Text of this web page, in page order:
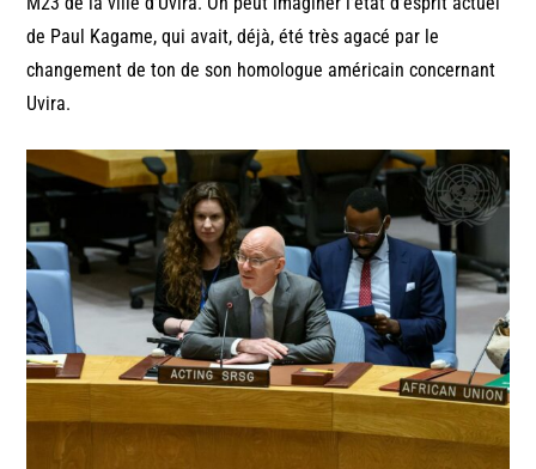
de Paul Kagame, qui avait, déjà, été très agacé par le
changement de ton de son homologue américain concernant
Uvira.